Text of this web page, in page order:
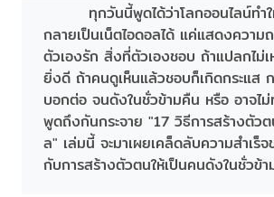
ทุกวันนี้พูดได้ว่าโลกออนไลน์ทำ
กลายเป็นเน็ตไอดอลได้ แค่แสดงควา
ตัวเองรัก สิ่งที่ตัวเองชอบ ถ้าแปลกไม่
ยิ่งดี ถ้าคนดูเห็นแล้วชอบก็เกิดกระแส
บอกต่อ จนดังในชั่วข้ามคืน หรือ อาจไ
พูดถึงกันกระจาย "17 วิธีการสร้างตัวต
ล" เล่มนี้ จะมาเผยเคล็ดลับความสำเร็จ
กับการสร้างตัวตนให้เป็นคนดังในชั่วข้